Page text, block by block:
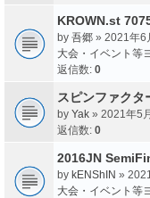
KROWN.st
by 吾郷 » 2021年6
大会・イベント等
返信数: 0
スピンファクタ
by Yak » 2021年5
返信数: 0
2016JN
by kENShIN »
大会・イベント等